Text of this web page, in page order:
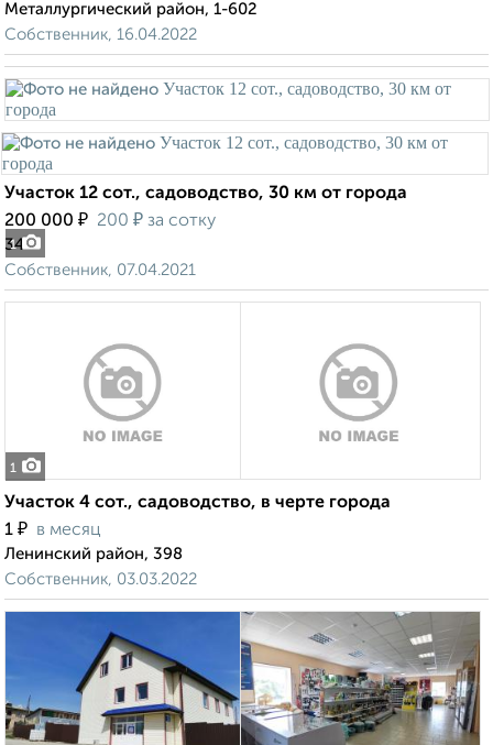
Металлургический район, 1-602
Собственник, 16.04.2022
1
Участок 12 сот., садоводство, 30 км от города
200 000 ₽ 200 ₽ за сотку
34
Собственник, 07.04.2021
1
Участок 4 сот., садоводство, в черте города
1 ₽ в месяц
Ленинский район, 398
Собственник, 03.03.2022